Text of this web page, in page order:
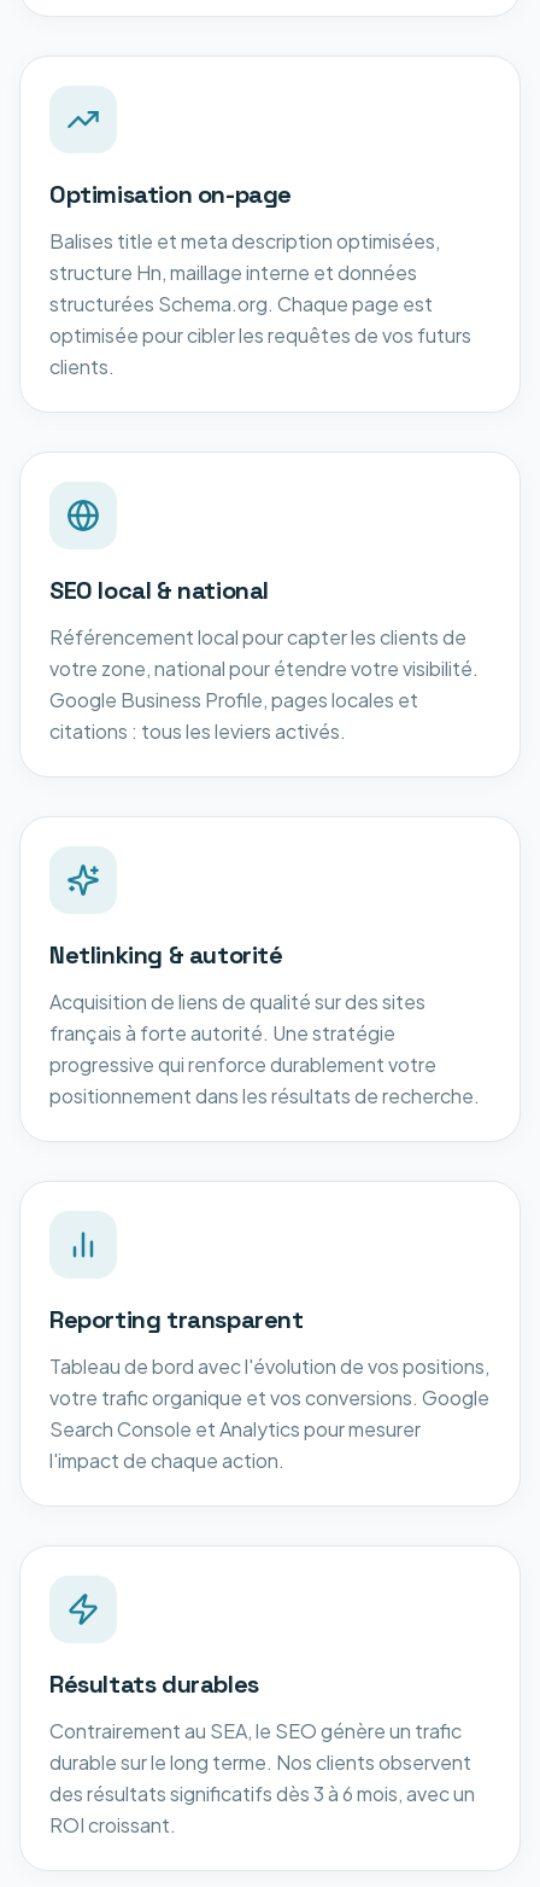
Optimisation on-page
Balises title et meta description optimisées,
structure Hn, maillage interne et données
structurées Schema.org. Chaque page est
optimisée pour cibler les requêtes de vos futurs
clients.
SEO local & national
Référencement local pour capter les clients de
votre zone, national pour étendre votre visibilité.
Google Business Profile, pages locales et
citations : tous les leviers activés.
Netlinking & autorité
Acquisition de liens de qualité sur des sites
français à forte autorité. Une stratégie
progressive qui renforce durablement votre
positionnement dans les résultats de recherche.
Reporting transparent
Tableau de bord avec l'évolution de vos positions,
votre trafic organique et vos conversions. Google
Search Console et Analytics pour mesurer
l'impact de chaque action.
Résultats durables
Contrairement au SEA, le SEO génère un trafic
durable sur le long terme. Nos clients observent
des résultats significatifs dès 3 à 6 mois, avec un
ROI croissant.